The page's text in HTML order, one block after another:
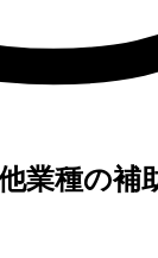
業種の補